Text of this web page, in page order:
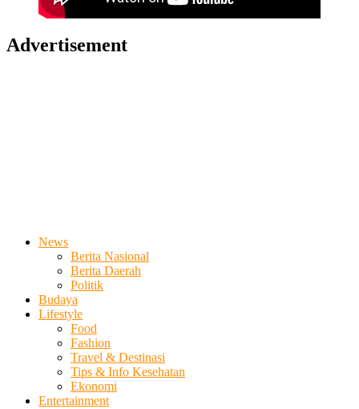
Advertisement
News
Berita Nasional
Berita Daerah
Politik
Budaya
Lifestyle
Food
Fashion
Travel & Destinasi
Tips & Info Kesehatan
Ekonomi
Entertainment